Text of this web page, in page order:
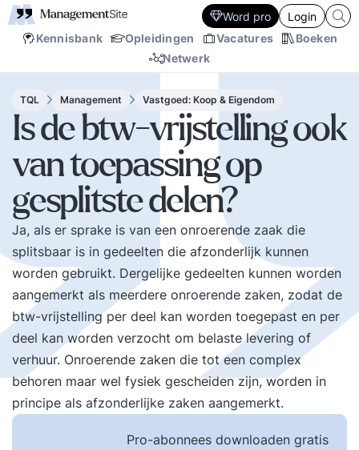
Kennisbank Opleidingen Vacatures
Boeken
Netwerk
Word pro Login
TQL Management Vastgoed: Koop & Eigendom
Is de btw-vrijstelling ook
van toepassing op
gesplitste delen?
Ja, als er sprake is van een onroerende zaak die
splitsbaar is in gedeelten die afzonderlijk kunnen
worden gebruikt. Dergelijke gedeelten kunnen worden
aangemerkt als meerdere onroerende zaken, zodat de
btw-vrijstelling per deel kan worden toegepast en per
deel kan worden verzocht om belaste levering of
verhuur. Onroerende zaken die tot een complex
behoren maar wel fysiek gescheiden zijn, worden in
principe als afzonderlijke zaken aangemerkt.
Pro-abonnees downloaden gratis